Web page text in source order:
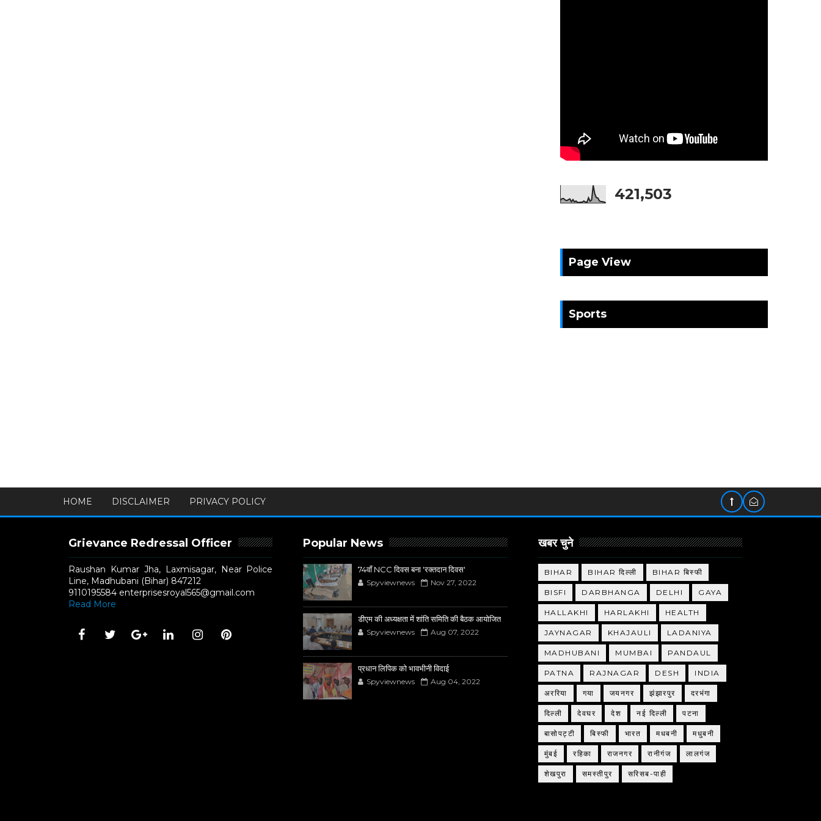
421,503
Page View
Sports
HOME DISCLAIMER PRIVACY POLICY
Grievance Redressal Officer
Raushan Kumar Jha, Laxmisagar, Near Police
Line, Madhubani (Bihar) 847212
9110195584 enterprisesroyal565@gmail.com
Read More
Popular News
74वाँ NCC दिवस बना 'रक्तदान दिवस'
Spyviewnews Nov 27, 2022
डीएम की अध्यक्षता में शांति समिति की बैठक आयोजित
Spyviewnews Aug 07, 2022
प्रधान लिपिक को भावभीनी विदाई
Spyviewnews Aug 04, 2022
खबर चुने
BIHAR BIHAR दिल्ली BIHAR बिस्फी
BISFI DARBHANGA DELHI GAYA
HALLAKHI HARLAKHI HEALTH
JAYNAGAR KHAJAULI LADANIYA
MADHUBANI MUMBAI PANDAUL
PATNA RAJNAGAR DESH INDIA
अररिया गया जयनगर झंझारपुर दरभंगा
दिल्ली देवघर देश नई दिल्ली पटना
बासोपट्टी बिस्फी भारत मधबनी मधुबनी
मुंबई रहिका राजनगर रानीगंज लालगंज
शेखपुरा समस्तीपुर सरिसब-पाही